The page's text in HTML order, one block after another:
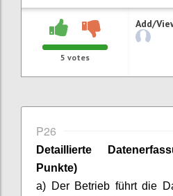
5 votes
Add/
P26
Detaillierte
Punkte)
a) Der Betrieb führt die